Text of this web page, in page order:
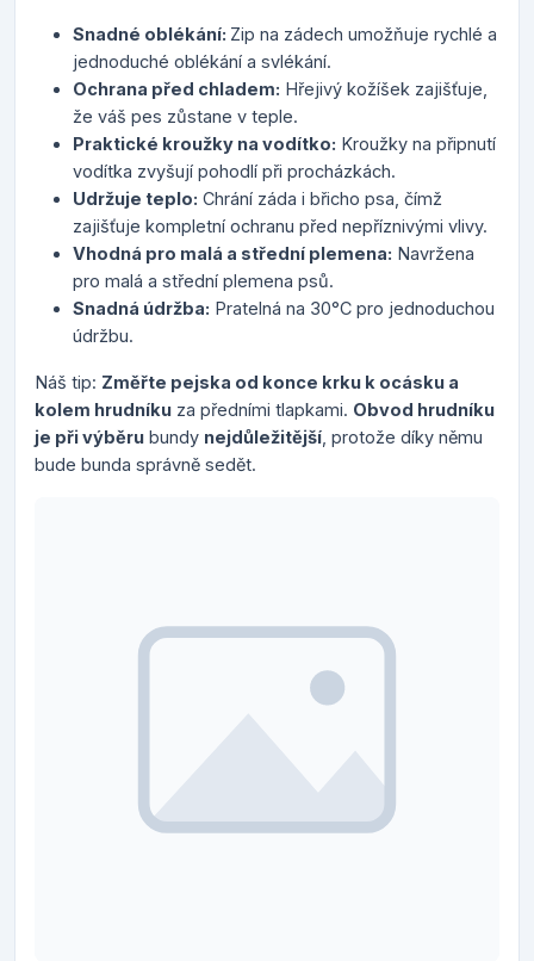
Snadné oblékání: Zip na zádech umožňuje rychlé a
jednoduché oblékání a svlékání.
Ochrana před chladem: Hřejivý kožíšek zajišťuje,
že váš pes zůstane v teple.
Praktické kroužky na vodítko: Kroužky na připnutí
vodítka zvyšují pohodlí při procházkách.
Udržuje teplo: Chrání záda i břicho psa, čímž
zajišťuje kompletní ochranu před nepříznivými vlivy.
Vhodná pro malá a střední plemena: Navržena
pro malá a střední plemena psů.
Snadná údržba: Pratelná na 30°C pro jednoduchou
údržbu.
Náš tip: Změřte pejska od konce krku k ocásku a
kolem hrudníku za předními tlapkami. Obvod hrudníku
je při výběru bundy nejdůležitější , protože díky němu
bude bunda správně sedět.